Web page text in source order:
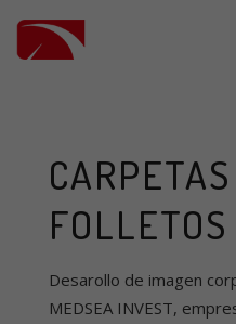
FOLLETOS
Desarollo de imagen
MEDSEA INVEST,